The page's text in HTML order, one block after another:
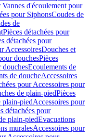
Vannes d'écoulement pour
pour SiphonsCoudes de
de
Pièces détachées pour
détachées pour
AccessoiresDouches et
douchesPièces
douchesEcoulements de
de doucheAccessoires
pour Accessoires pour
de plain-piedPièces
plain-piedAccessoires pour
détachées pour
plain-piedEvacuations
muralesAccessoires pour